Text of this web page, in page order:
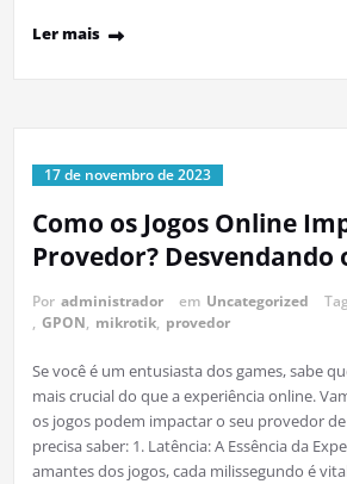
Ler mais
17 de novembro de 2023
Como os Jogos Online
Provedor? Desvendando
Por administrador em Uncategorized
, GPON, mikrotik, provedor
Se você é um entusiasta dos games, sabe
mais crucial do que a experiência online.
os jogos podem impactar o seu provedor
precisa saber: 1. Latência: A Essência da
amantes dos jogos, cada milissegundo é